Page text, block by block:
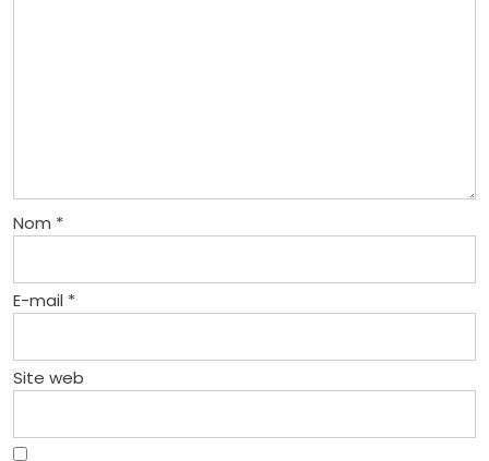
Nom *
E-mail *
Site web